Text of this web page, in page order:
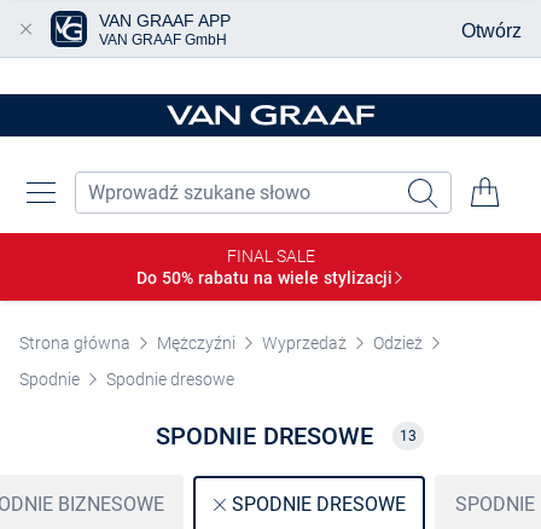
FINAL SALE
Do 50% rabatu na wiele stylizacji
Strona główna Mężczyźni Wyprzedaż
Odzież
Spodnie
Spodnie dresowe
SPODNIE DRESOWE 13
BIZNESOWE SPODNIE DRESOWE SPODNIE
VAN GRAAF APP
VAN GRAAF GmbH Otwórz